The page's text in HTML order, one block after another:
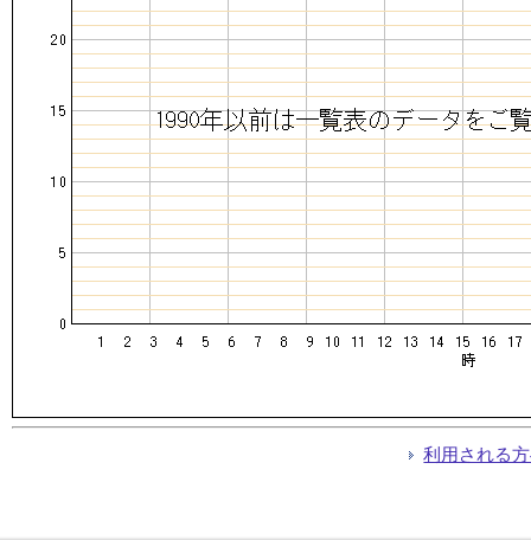
利用される